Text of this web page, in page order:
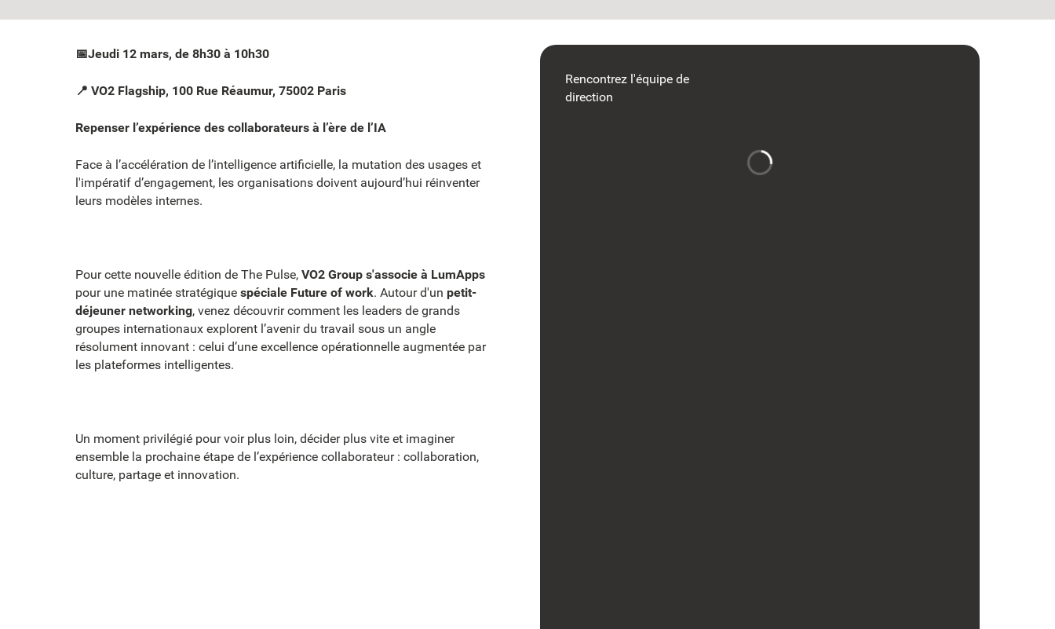
📅Jeudi 12 mars, de 8h30 à 10h30
📍 VO2 Flagship, 100 Rue Réaumur, 75002 Paris
Repenser l’expérience des collaborateurs à l’ère de l’IA
Face à l’accélération de l’intelligence artificielle, la mutation des usages et
l'impératif d’engagement, les organisations doivent aujourd’hui réinventer
leurs modèles internes.
Pour cette nouvelle édition de The Pulse, VO2 Group s'associe à LumApps
pour une matinée stratégique spéciale Future of work. Autour d'un petit-
déjeuner networking, venez découvrir comment les leaders de grands
groupes internationaux explorent l’avenir du travail sous un angle
résolument innovant : celui d’une excellence opérationnelle augmentée par
les plateformes intelligentes.
Un moment privilégié pour voir plus loin, décider plus vite et imaginer
ensemble la prochaine étape de l’expérience collaborateur : collaboration,
culture, partage et innovation.
Rencontrez l'équipe de
direction